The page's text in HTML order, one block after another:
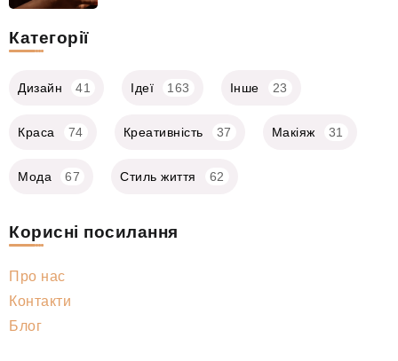
Категорії
Дизайн 41 Ідеї 163 Інше 23
Краса 74 Креативність 37 Макіяж 31
Мода 67 Стиль життя 62
Корисні посилання
Про нас
Контакти
Блог